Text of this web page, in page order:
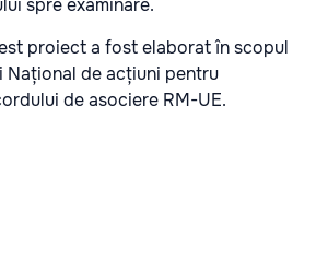
spre examinare.
proiect a fost elaborat în scopul
Național de acțiuni pentru
de asociere RM-UE.